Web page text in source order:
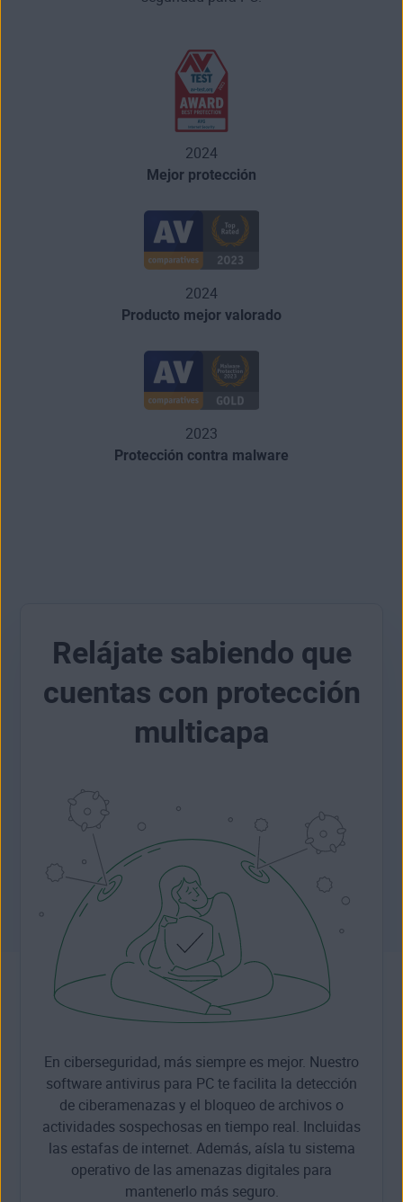
2024
Mejor protección
2024
Producto mejor valorado
2023
Protección contra malware
Relájate sabiendo que
cuentas con protección
multicapa
En ciberseguridad, más siempre es mejor. Nuestro
software antivirus para PC te facilita la detección
de ciberamenazas y el bloqueo de archivos o
actividades sospechosas en tiempo real. Incluidas
las estafas de internet. Además, aísla tu sistema
operativo de las amenazas digitales para
mantenerlo más seguro.